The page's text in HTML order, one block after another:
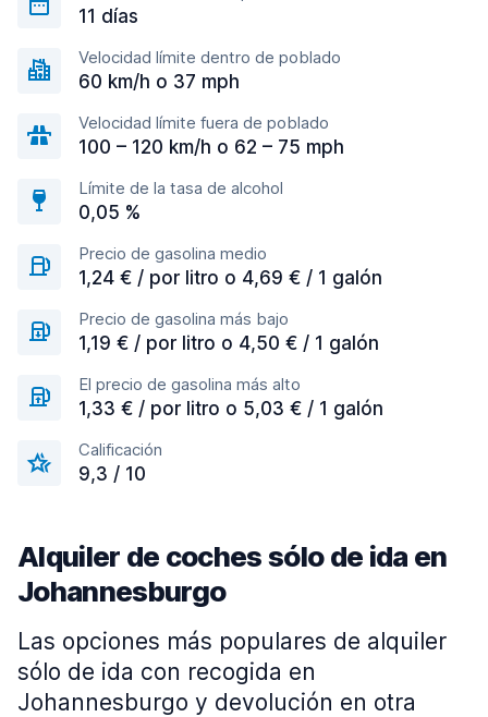
11 días
Velocidad límite dentro de poblado
60 km/h o 37 mph
Velocidad límite fuera de poblado
100 – 120 km/h o 62 – 75 mph
Límite de la tasa de alcohol
0,05 %
Precio de gasolina medio
1,24 € / por litro o 4,69 € / 1 galón
Precio de gasolina más bajo
1,19 € / por litro o 4,50 € / 1 galón
El precio de gasolina más alto
1,33 € / por litro o 5,03 € / 1 galón
Calificación
9,3 / 10
Alquiler de coches sólo de ida en
Johannesburgo
Las opciones más populares de alquiler
sólo de ida con recogida en
Johannesburgo y devolución en otra